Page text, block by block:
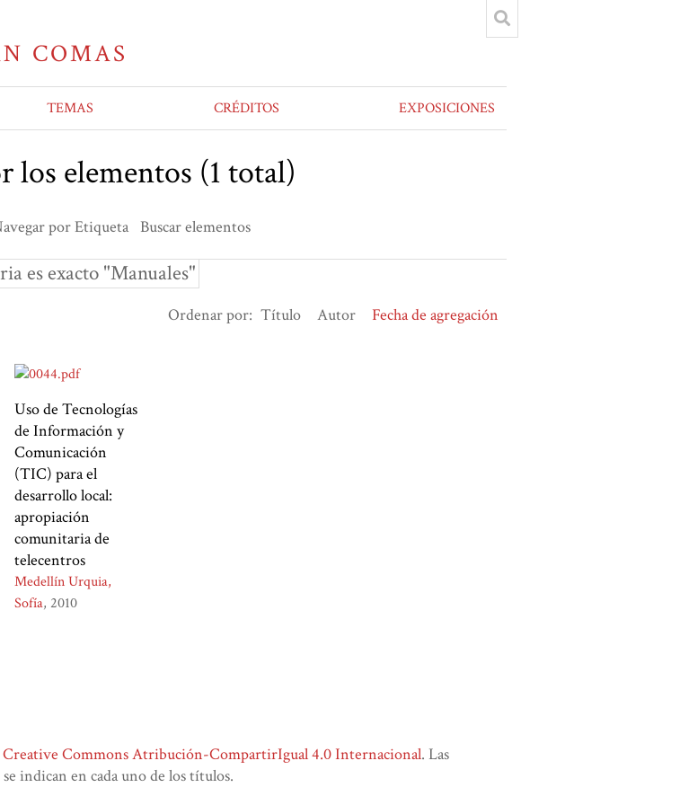
TEMAS CRÉDITOS EXPOSICIONES
los elementos (1 total)
por Etiqueta Buscar elementos
es exacto "Manuales"
Ordenar por: Título Autor Fecha de agregación
Uso de Tecnologías
de Información y
Comunicación
(TIC) para el
desarrollo local:
apropiación
comunitaria de
telecentros
Medellín Urquia,
Sofía 2010
Creative Commons Atribución-CompartirIgual 4.0 Internacional. Las
indican en cada uno de los títulos.